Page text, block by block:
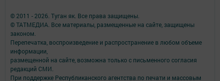
© 2011 - 2026. Туган як. Все права защищены.
© ТАТМЕДИА. Все материалы, размещенные на сайте, защищены
законом.
Перепечатка, воспроизведение и распространение в любом объеме
информации,
размещенной на сайте, возможна только с письменного согласия
редакций СМИ.
При поддержке Республиканского агентства по печати и массовым